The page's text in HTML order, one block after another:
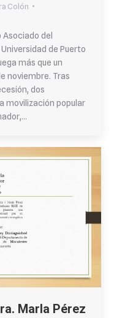
Colón
del
de Puerto
más que un
noviembre. Tras
dos
movilización popular
Marla Pérez